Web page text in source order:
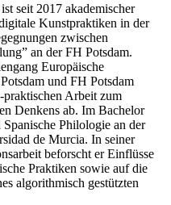
seit 2017 akademischer
Kunstpraktiken in der
zwischen
an der FH Potsdam.
Europäische
und FH Potsdam
praktischen Arbeit zum
Denkens ab. Im Bachelor
Philologie an der
de Murcia. In seiner
beforscht er Einflüsse
Praktiken sowie auf die
algorithmisch gestützten